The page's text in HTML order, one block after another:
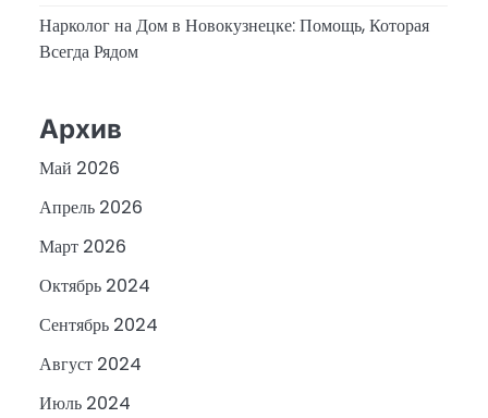
Нарколог на Дом в Новокузнецке: Помощь, Которая
Всегда Рядом
Архив
Май 2026
Апрель 2026
Март 2026
Октябрь 2024
Сентябрь 2024
Август 2024
Июль 2024